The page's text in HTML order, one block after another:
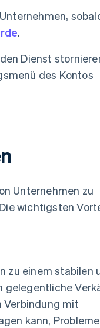
.
Dienst
des Kontos
Unternehmen zu
wichtigsten
zu einem stabilen
gelegentliche
mit
kann,